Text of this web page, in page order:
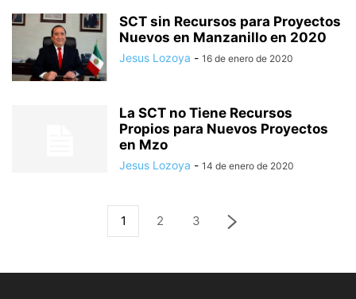
SCT sin Recursos para Proyectos
Nuevos en Manzanillo en 2020
Jesus Lozoya - 16 de enero de 2020
La SCT no Tiene Recursos
Propios para Nuevos Proyectos
en Mzo
Jesus Lozoya - 14 de enero de 2020
1 2 3